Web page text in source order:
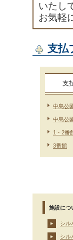
いたし
お気軽
支払
支
中島公
中島公
1・2番
3番館
施設につ
シル
シル